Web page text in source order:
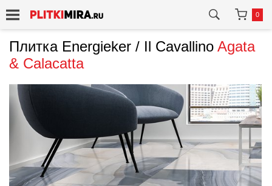
0
Плитка Energieker / Il Cavallino Agata
& Calacatta